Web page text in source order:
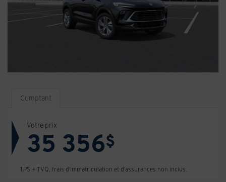
Comptant
Votre prix
35 356$
TPS + TVQ, frais d'immatriculation et d'assurances non inclus.